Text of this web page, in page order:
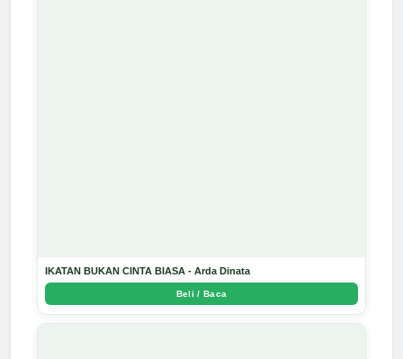
IKATAN BUKAN CINTA BIASA - Arda Dinata
Beli / Baca